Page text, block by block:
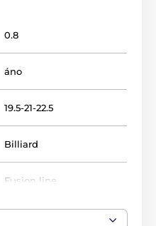
0.8
áno
19.5-21-22.5
Billiard
Fusion line